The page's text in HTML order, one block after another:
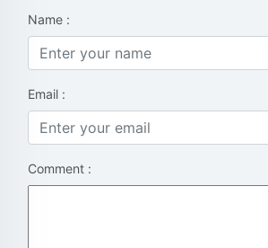
Name :
Email :
Comment :